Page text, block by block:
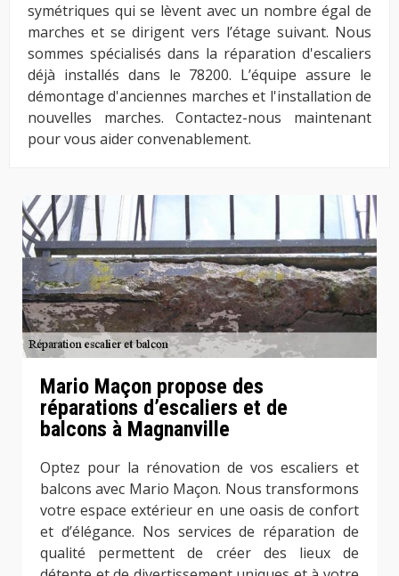
symétriques qui se lèvent avec un nombre égal de
marches et se dirigent vers l’étage suivant. Nous
sommes spécialisés dans la réparation d'escaliers
déjà installés dans le 78200. L’équipe assure le
démontage d'anciennes marches et l'installation de
nouvelles marches. Contactez-nous maintenant
pour vous aider convenablement.
Mario Maçon propose des
réparations d’escaliers et de
balcons à Magnanville
Optez pour la rénovation de vos escaliers et
balcons avec Mario Maçon. Nous transformons
votre espace extérieur en une oasis de confort
et d’élégance. Nos services de réparation de
qualité permettent de créer des lieux de